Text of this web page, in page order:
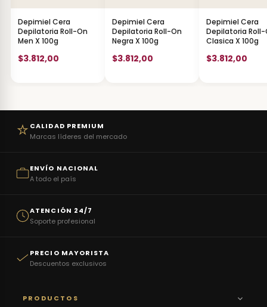
Depimiel Cera
Depilatoria Roll-On
Men X 100g
$3.812,00
Depimiel Cera
Depilatoria Roll-On
Negra X 100g
$3.812,00
Depimiel Cera
Depilatoria Roll-
Clasica X 100g
$3.812,00
CALIDAD PREMIUM
Marcas líderes del mercado
ENVÍO NACIONAL
A todo el país
ATENCIÓN 24/7
Soporte profesional
PRECIO MAYORISTA
Descuentos exclusivos
PRODUCTOS